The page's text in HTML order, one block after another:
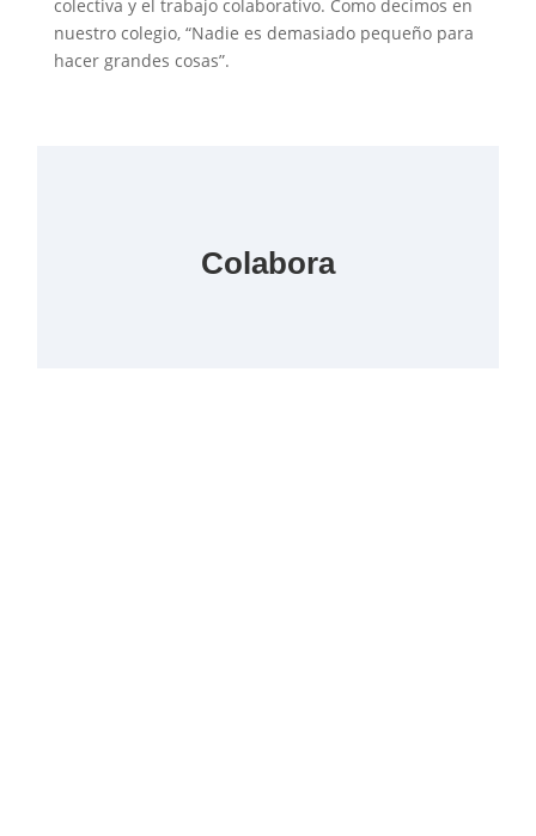
colectiva y el trabajo colaborativo. Como decimos en
nuestro colegio, “Nadie es demasiado pequeño para
hacer grandes cosas”.
Colabora